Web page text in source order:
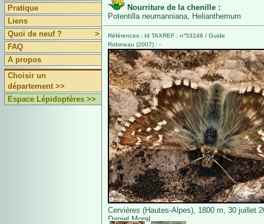
Pratique
Liens
Quoi de neuf ?
>
FAQ
A propos
Choisir un
département >>
Espace Lépidoptères >>
Nourriture de la chenille :
Potentilla neumanniana, Helianthemum
Références : Id TAXREF : n°53246 / Guide
Robineau (2007) : -
Cervières (Hautes-Alpes), 1800 m, 30 juillet
Daniel Morel.